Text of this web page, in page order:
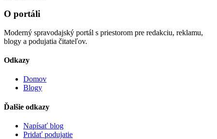
O portáli
Moderný spravodajský portál s priestorom pre redakciu, reklamu,
blogy a podujatia čitateľov.
Odkazy
Domov
Blogy
Ďalšie odkazy
Napísať blog
Pridať podujatie